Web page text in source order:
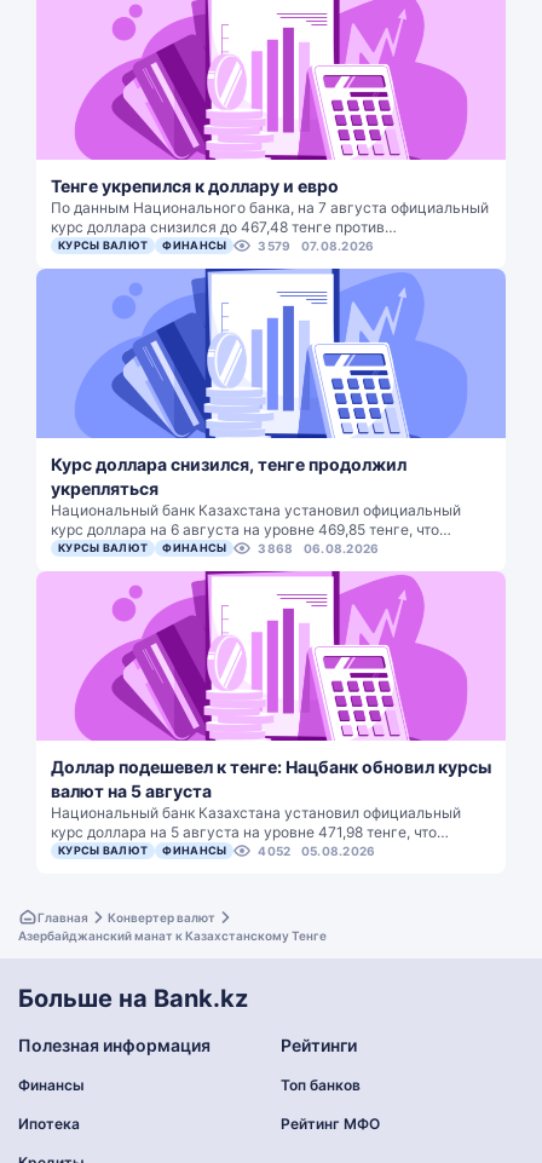
Тенге укрепился к доллару и евро
По данным Национального банка, на 7 августа официальный
курс доллара снизился до 467,48 тенге против…
КУРСЫ ВАЛЮТ ФИНАНСЫ 3579 07.08.2026
Курс доллара снизился, тенге продолжил
укрепляться
Национальный банк Казахстана установил официальный
курс доллара на 6 августа на уровне 469,85 тенге, что…
КУРСЫ ВАЛЮТ ФИНАНСЫ 3868 06.08.2026
Доллар подешевел к тенге: Нацбанк обновил курсы
валют на 5 августа
Национальный банк Казахстана установил официальный
курс доллара на 5 августа на уровне 471,98 тенге, что…
КУРСЫ ВАЛЮТ ФИНАНСЫ 4052 05.08.2026
Главная
Конвертер валют
Азербайджанский манат к Казахстанскому Тенге
Больше на Bank.kz
Полезная информация
Финансы
Ипотека
Рейтинги
Топ банков
Рейтинг МФО